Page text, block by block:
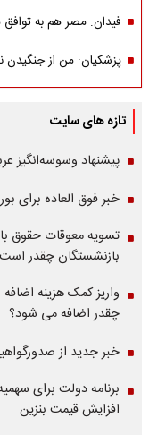
فیدان: مصر هم به
پزشکیان: من از جنگیدن
تازه های سایت
پیشنهاد وسوسه‌انگیز
خبر فوق العاده برای
تسویه معوقات حقوق
بازنشستگان چقدر
واریز کمک هزینه
چقدر اضافه می شود؟
خبر جدید از
برنامه دولت برای
افزایش قیمت بنزین